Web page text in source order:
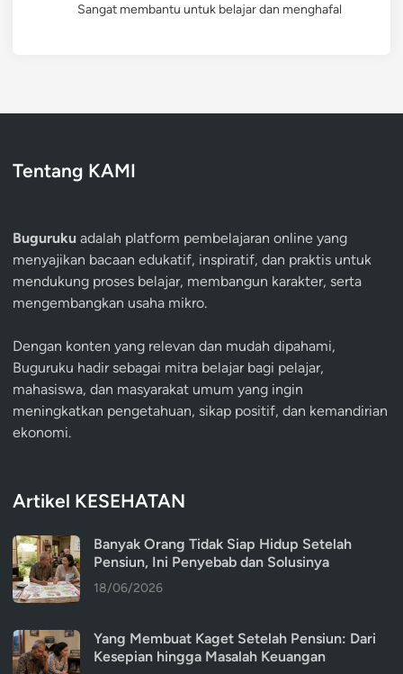
Sangat membantu untuk belajar dan menghafal
Tentang KAMI
Buguruku adalah platform pembelajaran online yang
menyajikan bacaan edukatif, inspiratif, dan praktis untuk
mendukung proses belajar, membangun karakter, serta
mengembangkan usaha mikro.
Dengan konten yang relevan dan mudah dipahami,
Buguruku hadir sebagai mitra belajar bagi pelajar,
mahasiswa, dan masyarakat umum yang ingin
meningkatkan pengetahuan, sikap positif, dan kemandirian
ekonomi.
Artikel KESEHATAN
Banyak Orang Tidak Siap Hidup Setelah
Pensiun, Ini Penyebab dan Solusinya
18/06/2026
Yang Membuat Kaget Setelah Pensiun: Dari
Kesepian hingga Masalah Keuangan